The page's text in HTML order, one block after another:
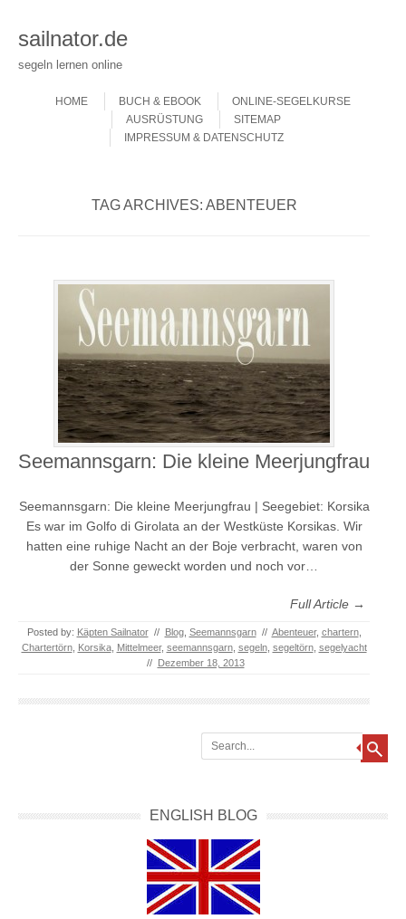
sailnator.de
segeln lernen online
MenuHOME
BUCH & EBOOK
ONLINE-SEGELKURSE
AUSRÜSTUNG
SITEMAP
IMPRESSUM & DATENSCHUTZ
TAG ARCHIVES: ABENTEUER
Seemannsgarn: Die kleine Meerjungfrau
Seemannsgarn: Die kleine Meerjungfrau | Seegebiet: Korsika
Es war im Golfo di Girolata an der Westküste Korsikas. Wir
hatten eine ruhige Nacht an der Boje verbracht, waren von
der Sonne geweckt worden und noch vor…
Full Article →
Posted by: Käpten Sailnator // Blog, Seemannsgarn // Abenteuer, chartern,
Chartertörn, Korsika, Mittelmeer, seemannsgarn, segeln, segeltörn, segelyacht
//
Dezember 18, 2013
Search
ENGLISH BLOG